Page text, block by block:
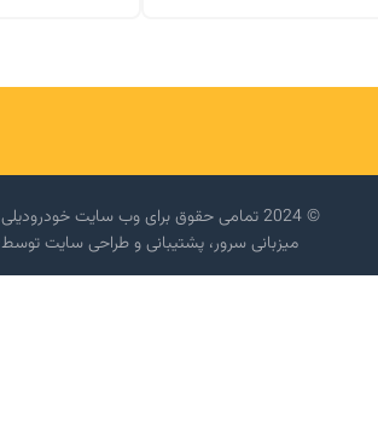
© 2024 تمامی حقوق برای وب سایت خودرودیلی محفوظ است.
میزبانی سرور، پشتیبانی و طراحی سایت